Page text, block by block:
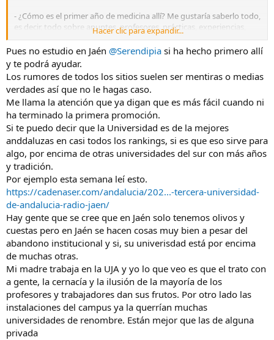
- ¿Cómo es el primer año de medicina allí? Me gustaría saberlo todo,
es decir, todo sobre apuntes, profesores, prácticas, experiencias,
etcétera.
- Me he enterado que no se hacen prácticas con cadáveres, ¿es
cierto?
- También hay muchos rumores de que medicina en Jaén,
comparándola con otras unis, es más fácil. Son rumores, pero me
gustaría saber vuestra opinión al respecto y sobre la calidad de la
docencia.
Muchas gracias de antemano y espero vuestras respuestas.
Hacer clic para expandir...
Pues no estudio en Jaén @Serendipia si ha hecho primero allí
y te podrá ayudar.
Los rumores de todos los sitios suelen ser mentiras o medias
verdades así que no le hagas caso.
Me llama la atención que ya digan que es más fácil cuando ni
ha terminado la primera promoción.
Si te puedo decir que la Universidad es de la mejores
anddaluzas en casi todos los rankings, si es que eso sirve para
algo, por encima de otras universidades del sur con más años
y tradición.
Por ejemplo esta semana leí esto.
https://cadenaser.com/andalucia/202...-tercera-universidad-
de-andalucia-radio-jaen/
Hay gente que se cree que en Jaén solo tenemos olivos y
cuestas pero en Jaén se hacen cosas muy bien a pesar del
abandono institucional y si, su univerisdad está por encima
de muchas otras.
Mi madre trabaja en la UJA y yo lo que veo es que el trato con
a gente, la cernacía y la ilusión de la mayoría de los
profesores y trabajadores dan sus frutos. Por otro lado las
instalaciones del campus ya la querrían muchas
universidades de renombre. Están mejor que las de alguna
privada